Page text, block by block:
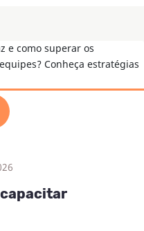
capacitar